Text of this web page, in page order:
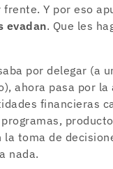
frente. Y por eso
evadan. Que les
por delegar (a
ahora pasa por la
financieras
toma de
nada.